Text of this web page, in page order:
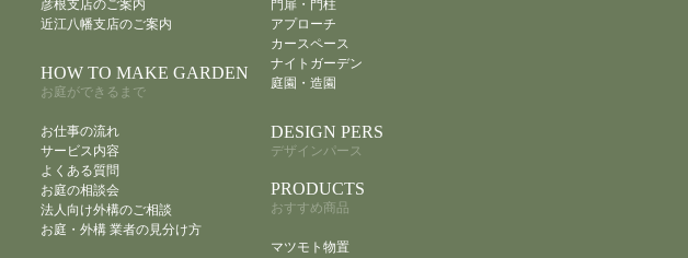
彦根支店のご案内
近江八幡支店のご案内
HOW TO MAKE GARDEN
お庭ができるまで
お仕事の流れ
サービス内容
よくある質問
お庭の相談会
法人向け外構のご相談
お庭・外構 業者の見分け方
門扉・門柱
アプローチ
カースペース
ナイトガーデン
庭園・造園
DESIGN PERS
デザインパース
PRODUCTS
おすすめ商品
マツモト物置